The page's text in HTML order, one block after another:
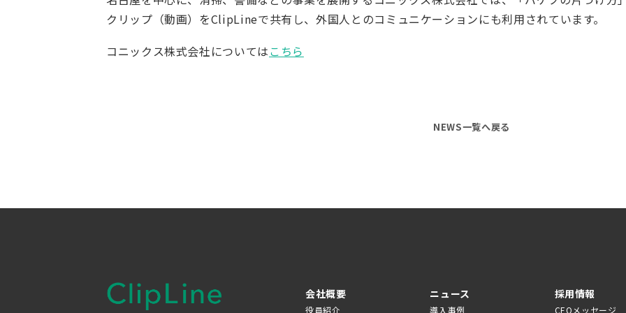
クリップ（動画）をClipLineで共有し、外国人とのコミュニケーションにも利用されています。
コニックス株式会社についてはこちら
NEWS一覧へ戻る
会社概要
役員紹介
ニュース
導入事例
採用情報
CEOメッセージ